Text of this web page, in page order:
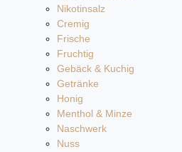
Nikotinsalz
Cremig
Frische
Fruchtig
Gebäck & Kuchig
Getränke
Honig
Menthol & Minze
Naschwerk
Nuss